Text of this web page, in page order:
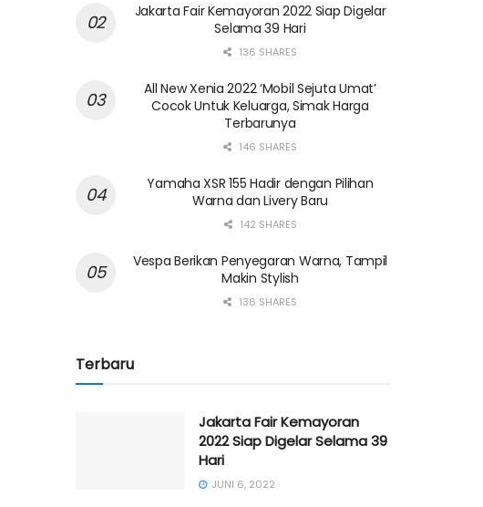
Jakarta Fair Kemayoran 2022 Siap Digelar
Selama 39 Hari
136 SHARES
All New Xenia 2022 ‘Mobil Sejuta Umat’
Cocok Untuk Keluarga, Simak Harga
Terbarunya
146 SHARES
Yamaha XSR 155 Hadir dengan Pilihan
Warna dan Livery Baru
142 SHARES
Vespa Berikan Penyegaran Warna, Tampil
Makin Stylish
136 SHARES
Terbaru
Jakarta Fair Kemayoran
2022 Siap Digelar Selama 39
Hari
JUNI 6, 2022